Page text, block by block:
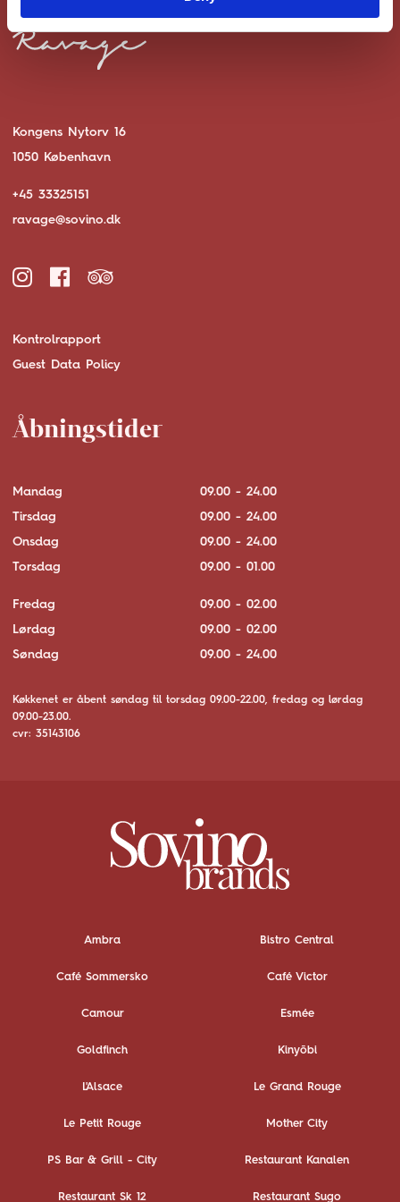
Kongens Nytorv 16
1050 København
+45 33325151
ravage@sovino.dk
Kontrolrapport
Guest Data Policy
Åbningstider
Mandag
09.00 - 24.00
Tirsdag
09.00 - 24.00
Onsdag
09.00 - 24.00
Torsdag
09.00 - 01.00
Fredag
09.00 - 02.00
Lørdag
09.00 - 02.00
Søndag
09.00 - 24.00
Køkkenet er åbent søndag til torsdag 09.00-22.00, fredag og lørdag
09.00-23.00.
cvr: 35143106
Ambra Bistro Central
Café Sommersko Café Victor
Camour Esmée
Goldfinch Kinyōbi
L'Alsace Le Grand Rouge
Le Petit Rouge Mother City
PS Bar & Grill - City Restaurant Kanalen
Restaurant Sk 12 Restaurant Sugo